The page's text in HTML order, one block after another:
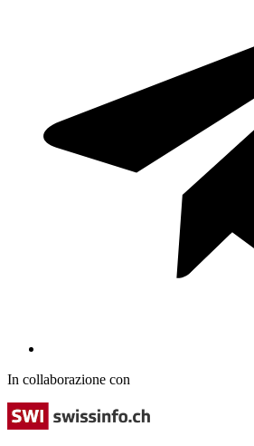
In collaborazione con